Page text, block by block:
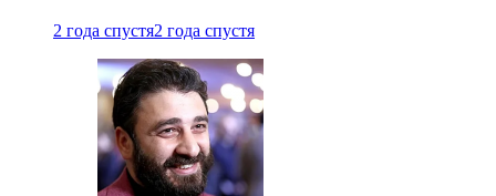
2 года спустя2 года спустя